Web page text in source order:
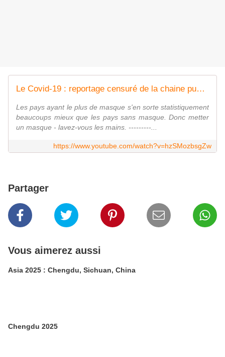
Le Covid-19 : reportage censuré de la chaine publique italienne sur ce virus de laboratoire en 2015
Les pays ayant le plus de masque s'en sorte statistiquement
beaucoups mieux que les pays sans masque. Donc metter
un masque - lavez-vous les mains. ---------...
https://www.youtube.com/watch?v=hzSMozbsgZw
Partager
Vous aimerez aussi
Asia 2025 : Chengdu, Sichuan, China
Chengdu 2025